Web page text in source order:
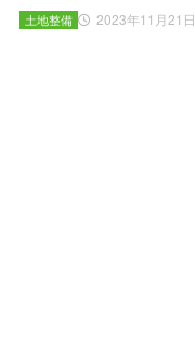
2023年11月21日
土地整備